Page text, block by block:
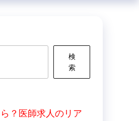
検
索
？医師求人のリア